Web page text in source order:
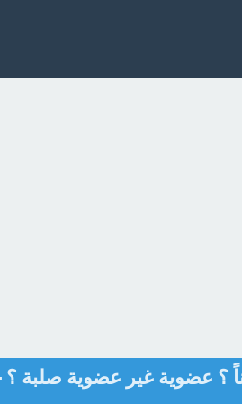
؟ عضوية غير عضوية صلبة ؟